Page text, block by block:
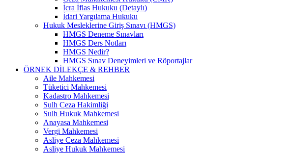
İcra İflas Hukuku (Detaylı)
İdari Yargılama Hukuku
Hukuk Mesleklerine Giriş Sınavı (HMGS)
HMGS Deneme Sınavları
HMGS Ders Notları
HMGS Nedir?
HMGS Sınav Deneyimleri ve Röportajlar
ÖRNEK DILEKÇE & REHBER
Aile Mahkemesi
Tüketici Mahkemesi
Kadastro Mahkemesi
Sulh Ceza Hakimliği
Sulh Hukuk Mahkemesi
Anayasa Mahkemesi
Vergi Mahkemesi
Asliye Ceza Mahkemesi
Asliye Hukuk Mahkemesi